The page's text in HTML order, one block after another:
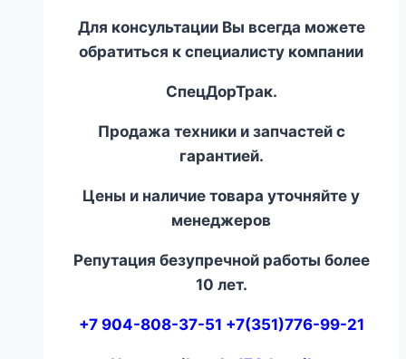
Для консультации Вы всегда можете
обратиться к специалисту компании
СпецДорТрак.
Продажа техники и запчастей с
гарантией.
Цены и наличие товара уточняйте у
менеджеров
Репутация безупречной работы более
10 лет.
+7 904-808-37-51 +7(351)776-99-21